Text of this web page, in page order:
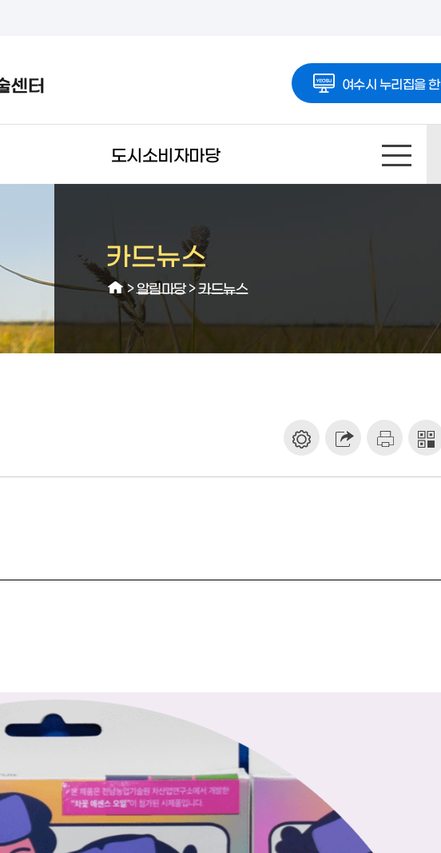
여수시 누리집을
도시소비자마당
카드뉴스
> 알림마당> 카드뉴스